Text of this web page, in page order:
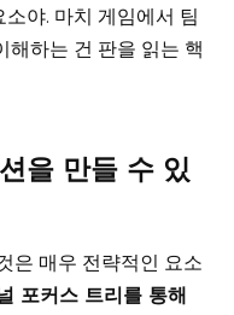
야. 마치 게임에서 팀
해하는 건 판을 읽는 핵
을 만들 수 있
은 매우 전략적인 요소
포커스 트리를 통해